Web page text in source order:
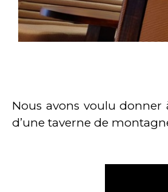
Nous avons voulu
d’une taverne de